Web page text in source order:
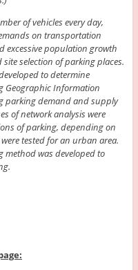
of vehicles every day,
on transportation
population growth
selection of parking places.
to determine
Geographic Information
parking demand and supply
of network analysis were
of parking, depending on
tested for an urban area.
method was developed to